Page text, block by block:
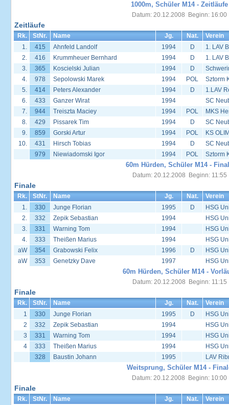
1000m, Schüler M14 - Zeitläufe
Datum: 20.12.2008 Beginn: 16:00
Zeitläufe
Rk. StNr. Name Jg. Nat.
Verein
1.
415 Ahnfeld Landolf 1994 D
1. LAV
2.
416 Krummheuer Bernhard 1994 D
1. LAV
3.
365 Koscielski Julian 1994 D
4.
978 Sepolowski Marek 1994 POL
Sztorm
5.
414 Peters Alexander 1994 D
1.LAV
6.
433 Ganzer Wirat 1994
SC
7.
944 Treiszta Maciey 1994 POL
MKS
8.
429 Pissarek Tim 1994 D
SC
9.
859 Gorski Artur 1994 POL
KS
10.
431 Hirsch Tobias 1994 D
SC
979
Niewiadomski Igor 1994 POL Sztorm
60m Hürden, Schüler M14 -
Datum: 20.12.2008 Beginn: 11:55
Finale
Rk. StNr. Name Jg. Nat.
Verein
1.
330 Junge Florian 1995 D
HSG
2.
332 Zepik Sebastian 1994
HSG
3.
331 Warning Tom 1994
HSG
4.
333 Theißen Marius 1994
HSG
aW
354 Grabowski Felix 1996 D
HSG
aW
353 Genetzky Dave 1997 HSG
60m Hürden, Schüler M14 -
Datum: 20.12.2008 Beginn: 11:15
Finale
Rk. StNr. Name Jg. Nat.
Verein
1
330 Junge Florian 1995 D
HSG
2
332 Zepik Sebastian 1994
HSG
3
331 Warning Tom 1994
HSG
4
333 Theißen Marius 1994
HSG
328
Baustin Johann 1995 LAV
Weitsprung, Schüler M14 -
Datum: 20.12.2008 Beginn: 10:00
Finale
Rk. StNr. Name Jg. Nat. Verein